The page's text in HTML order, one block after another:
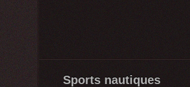
Sports nautiques